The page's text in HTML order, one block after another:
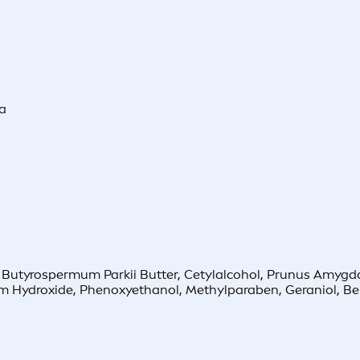
Parkii Butter, Cetylalcohol, Prunus
Hydroxide, Phenoxyethanol, Methylparaben, Geraniol,